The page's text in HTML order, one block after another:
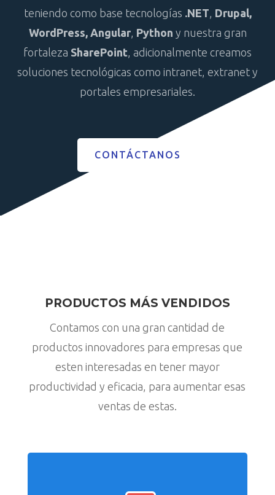
teniendo como base tecnologías .NET Drupal,
WordPress, Angular, Python y nuestra gran
fortaleza SharePoint , adicionalmente creamos
soluciones tecnológicas como intranet, extranet y
portales empresariales.
CONTÁCTANOS
PRODUCTOS MÁS VENDIDOS
Contamos con una gran cantidad de
productos innovadores para empresas que
esten interesadas en tener mayor
productividad y eficacia, para aumentar esas
ventas de estas.